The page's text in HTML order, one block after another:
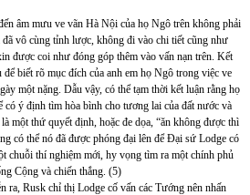
âm mưu ve vãn Hà Nội của họ Ngô trên không phải
vô cùng tỉnh lược, không đi vào chi tiết cũng như
được coi như đóng góp thêm vào vấn nạn trên. Kết
biết rõ mục đích của anh em họ Ngô trong việc ve
một nặng. Dẫu vậy, có thể tạm thời kết luận rằng họ
có ý định tìm hòa bình cho tương lai của đất nước và
một thứ quyết định, hoặc đe dọa, “ăn không được thì
có thể nó đã được phóng đại lên để Đại sứ Lodge có
chuỗi thí nghiệm mới, hy vọng tìm ra một chính phủ
Cộng và chiến thắng. (5)
ra, Rusk chỉ thị Lodge cố vấn các Tướng nên nhấn